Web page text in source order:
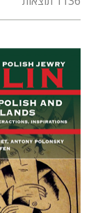
קתרין
Polonsky